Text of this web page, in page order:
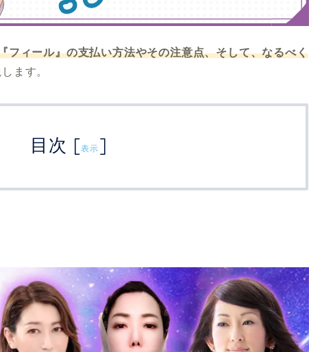
フィール』の支払い方法やその注意点、そして、なるべく
ます。
目次 [表示 ]